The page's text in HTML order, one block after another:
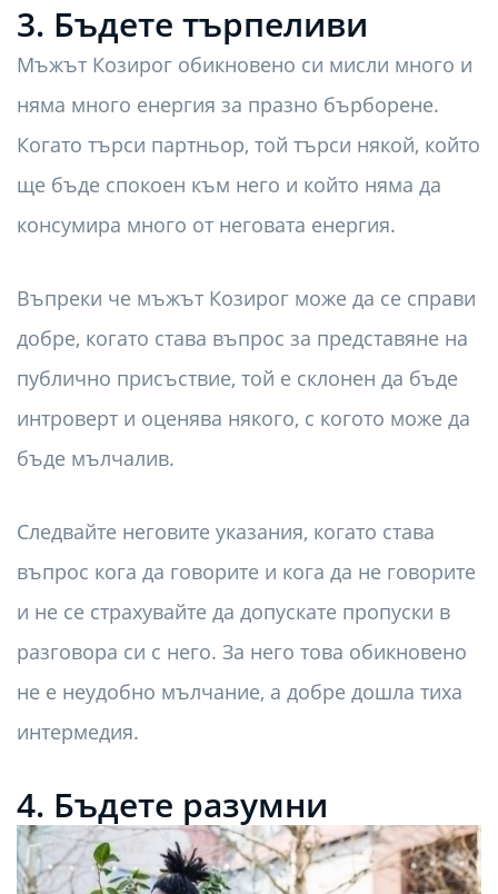
3. Бъдете търпеливи
Мъжът Козирог обикновено си мисли много и
няма много енергия за празно бърборене.
Когато търси партньор, той търси някой, който
ще бъде спокоен към него и който няма да
консумира много от неговата енергия.
Въпреки че мъжът Козирог може да се справи
добре, когато става въпрос за представяне на
публично присъствие, той е склонен да бъде
интроверт и оценява някого, с когото може да
бъде мълчалив.
Следвайте неговите указания, когато става
въпрос кога да говорите и кога да не говорите
и не се страхувайте да допускате пропуски в
разговора си с него. За него това обикновено
не е неудобно мълчание, а добре дошла тиха
интермедия.
4. Бъдете разумни